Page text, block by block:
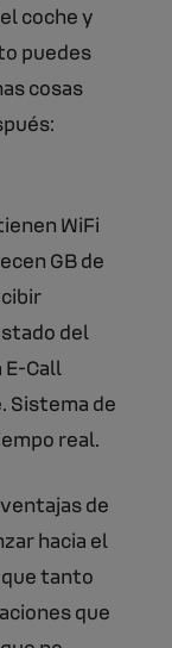
coche y
puedes
cosas
WiFi
GB de
del
Call
Sistema de
real.
de
hacia el
que tanto
que